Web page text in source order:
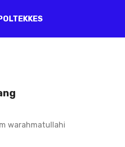
warahmatullahi